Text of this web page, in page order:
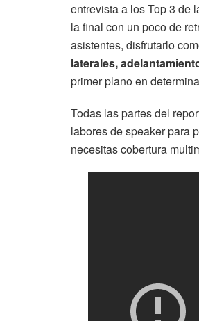
entrevista a los Top 3 de
la final con un poco de
asistentes, disfrutarlo
laterales,
primer plano en
Todas las partes del
labores de speaker para
necesitas cobertura